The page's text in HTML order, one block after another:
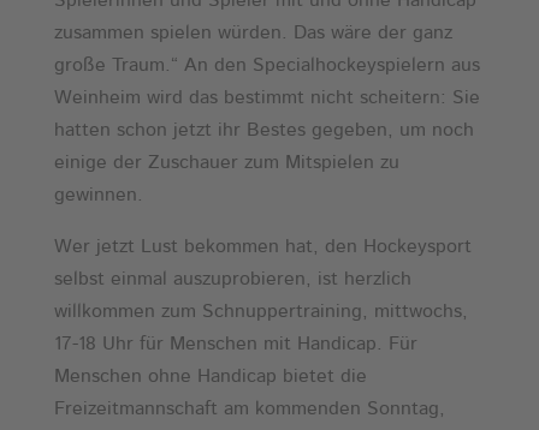
zusammen spielen würden. Das wäre der ganz
große Traum.“ An den Specialhockeyspielern aus
Weinheim wird das bestimmt nicht scheitern: Sie
hatten schon jetzt ihr Bestes gegeben, um noch
einige der Zuschauer zum Mitspielen zu
gewinnen.
Wer jetzt Lust bekommen hat, den Hockeysport
selbst einmal auszuprobieren, ist herzlich
willkommen zum Schnuppertraining, mittwochs,
17-18 Uhr für Menschen mit Handicap. Für
Menschen ohne Handicap bietet die
Freizeitmannschaft am kommenden Sonntag,